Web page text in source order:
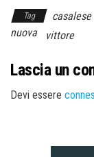
Tag casalese
nuova
vittore
Lascia un
Devi essere